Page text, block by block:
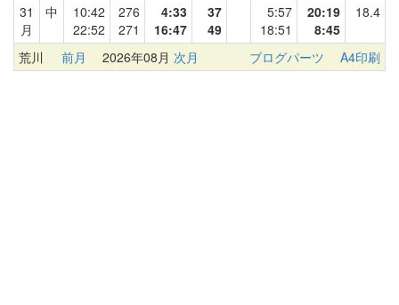
31
月
中
10:42
22:52
276
271
4:33
16:47
37
49
5:57
18:51
20:19
8:45
18.4
荒川 前月 2026年08月 次月 ブログパーツ A4印刷